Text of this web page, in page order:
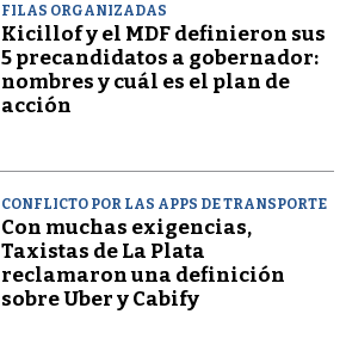
FILAS ORGANIZADAS
Kicillof y el MDF definieron sus
5 precandidatos a gobernador:
nombres y cuál es el plan de
acción
CONFLICTO POR LAS APPS DE TRANSPORTE
Con muchas exigencias,
Taxistas de La Plata
reclamaron una definición
sobre Uber y Cabify